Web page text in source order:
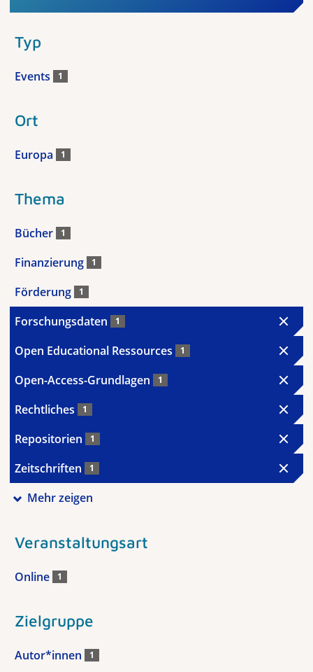
Typ
Events 1
Ort
Europa 1
Thema
Bücher 1
Finanzierung 1
Förderung 1
Forschungsdaten 1
Open Educational Ressources 1
Open-Access-Grundlagen 1
Rechtliches 1
Repositorien 1
Zeitschriften 1
Mehr zeigen
Veranstaltungsart
Online 1
Zielgruppe
Autor*innen 1